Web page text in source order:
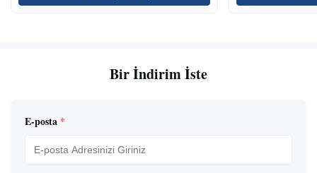
Bir İndirim İste
E-posta *